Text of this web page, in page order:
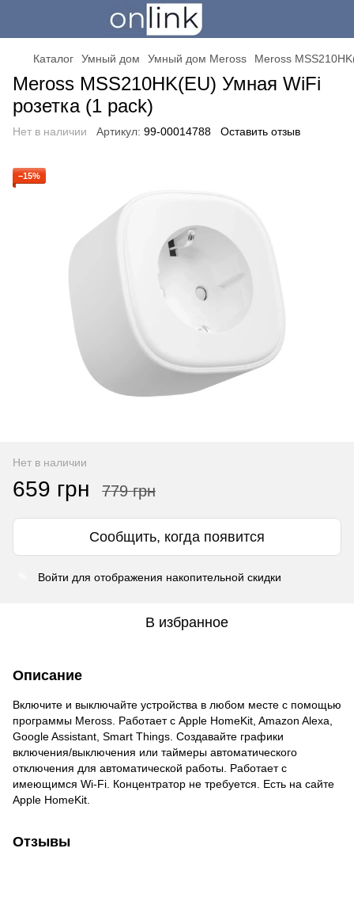
Каталог Умный дом Умный дом Meross Meross
Meross MSS210HK(EU) Умная WiFi
розетка (1 pack)
Нет в наличии Артикул: 99-00014788 Оставить отзыв
−15%
Нет в наличии
659 грн 779 грн
Сообщить, когда появится
Войти для отображения накопительной скидки
В избранное
Описание
Включите и выключайте устройства в любом месте с помощью
программы Meross. Работает с Apple HomeKit, Amazon Alexa,
Google Assistant, Smart Things. Создавайте графики
включения/выключения или таймеры автоматического
отключения для автоматической работы. Работает с
имеющимся Wi-Fi. Концентратор не требуется. Есть на сайте
Apple HomeKit.
Отзывы